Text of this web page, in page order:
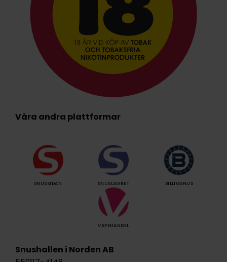
Våra andra plattformar
SNUSSIDAN SNUSLAGRET BILLIGSNUS
VAPEHANDEL
Snushallen i Norden AB